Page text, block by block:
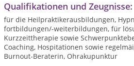
Qualifikationen und Zeugnisse:
für die Heilpraktikerausbildungen,
fortbildungen/-weiterbildungen, für
Kurzzeittherapie sowie
Coaching, Hospitationen sowie
Burnout-Beraterin, Ohrakupunktur